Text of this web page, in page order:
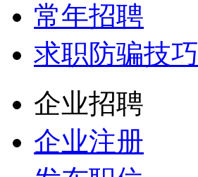
常年招聘
求职防骗技巧
企业招聘
企业注册